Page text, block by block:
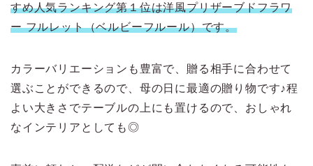
すめ人気ランキング第１位は洋風プリザーブドフラワ
ー フルレット（ベルビーフルール）です。
カラーバリエーションも豊富で、贈る相手に合わせて
選ぶことができるので、母の日に最適の贈り物です♪程
よい大きさでテーブルの上にも置けるので、おしゃれ
なインテリアとしても◎